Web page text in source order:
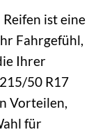
ist eine
Fahrgefühl,
Ihrer
50 R17
Vorteilen,
für